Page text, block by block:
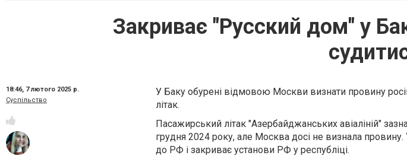
Закриває "Русский дом" у
18:46, 7 лютого 2025 р.
Суспільство
У Баку обурені відмовою Москви визнати провину
літак.
Пасажирський літак "Азербайджанських авіаліній"
грудня 2024 року, але Москва досі не визнала
до РФ і закриває установи РФ у республіці.